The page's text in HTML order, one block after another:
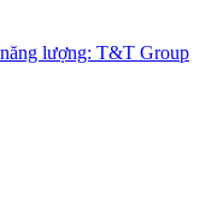
lượng: T&T Group